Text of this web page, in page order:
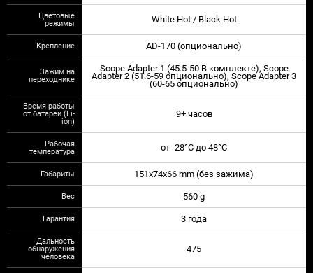
Цветовые
режимы White Hot / Black Hot
Крепление AD-170 (опционально)
Зажим на
переходнике
Scope Adapter 1 (45.5-50 В комплекте), Scope
Adapter 2 (51.6-59 опционально), Scope Adapter 3
(60-65 опционально)
Время работы
от батареи (Li-
ion)
9+ часов
Рабочая
температура от -28°C до 48°C
Габариты 151x74x66 mm (без зажима)
Вес 560 g
Гарантия 3 года
Дальность
обнаружения
человека
475